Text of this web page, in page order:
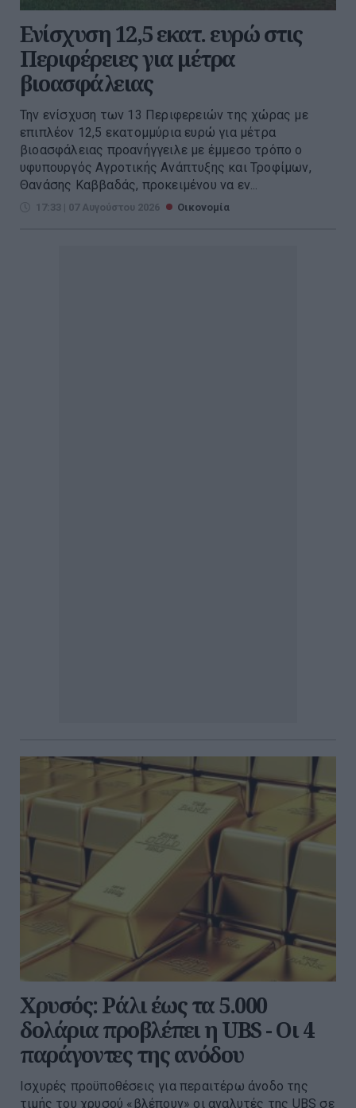
Ενίσχυση 12,5 εκατ. ευρώ στις
Περιφέρειες για μέτρα
βιοασφάλειας
Την ενίσχυση των 13 Περιφερειών της χώρας με
επιπλέον 12,5 εκατομμύρια ευρώ για μέτρα
βιοασφάλειας προανήγγειλε με έμμεσο τρόπο ο
υφυπουργός Αγροτικής Ανάπτυξης και Τροφίμων,
Θανάσης Καββαδάς, προκειμένου να εν...
17:33 | 07 Αυγούστου 2026 Οικονομία
Χρυσός: Ράλι έως τα 5.000
δολάρια προβλέπει η UBS - Οι 4
παράγοντες της ανόδου
Ισχυρές προϋποθέσεις για περαιτέρω άνοδο της
τιμής του χρυσού «βλέπουν» οι αναλυτές της UBS σε